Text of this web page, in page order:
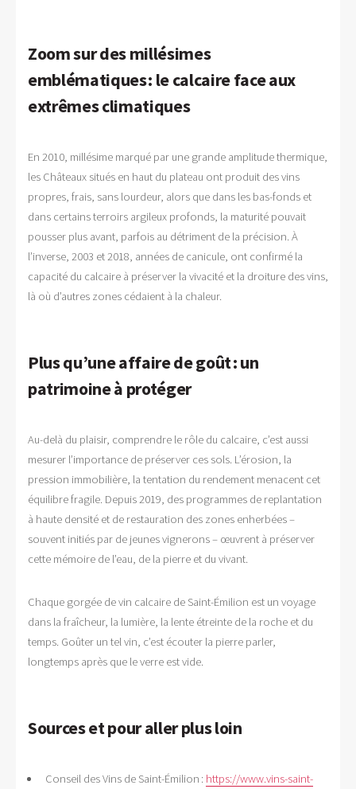
Zoom sur des millésimes
emblématiques : le calcaire face aux
extrêmes climatiques
En 2010, millésime marqué par une grande amplitude thermique,
les Châteaux situés en haut du plateau ont produit des vins
propres, frais, sans lourdeur, alors que dans les bas-fonds et
dans certains terroirs argileux profonds, la maturité pouvait
pousser plus avant, parfois au détriment de la précision. À
l’inverse, 2003 et 2018, années de canicule, ont confirmé la
capacité du calcaire à préserver la vivacité et la droiture des vins,
là où d’autres zones cédaient à la chaleur.
Plus qu’une affaire de goût : un
patrimoine à protéger
Au-delà du plaisir, comprendre le rôle du calcaire, c’est aussi
mesurer l’importance de préserver ces sols. L’érosion, la
pression immobilière, la tentation du rendement menacent cet
équilibre fragile. Depuis 2019, des programmes de replantation
à haute densité et de restauration des zones enherbées –
souvent initiés par de jeunes vignerons – œuvrent à préserver
cette mémoire de l’eau, de la pierre et du vivant.
Chaque gorgée de vin calcaire de Saint-Émilion est un voyage
dans la fraîcheur, la lumière, la lente étreinte de la roche et du
temps. Goûter un tel vin, c’est écouter la pierre parler,
longtemps après que le verre est vide.
Sources et pour aller plus loin
Conseil des Vins de Saint-Émilion : https://www.vins-saint-